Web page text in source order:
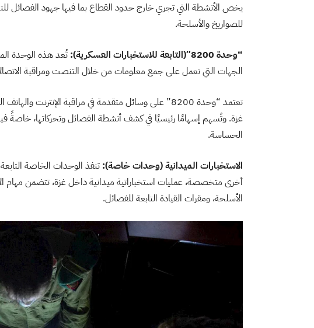
يخص الأنشطة التي تجري خارج حدود القطاع بما فيها جهود الفصائل
للصواريخ والأسلحة.
“وحدة 8200″(التابعة للاستخبارات العسكرية):
تُعد هذه الوحدة
الجهات التي تعمل على جمع معلومات من خلال التنصت ومراقبة
تعتمد “وحدة 8200” على وسائل متقدمة في مراقبة
غزة. وتُسهم إسهامًا رئيسيًا في كشف أنشطة الفصائل وتحركاتها، خاصةً
الحساسة.
الاستخبارات الميدانية (وحدات خاصة): تنفذ الوحدات الخاصة
أخرى متخصصة، عمليات استخباراتية ميدانية داخل غزة، تتضمن مهام
الأسلحة، ومقرات القيادة التابعة للفصائل.